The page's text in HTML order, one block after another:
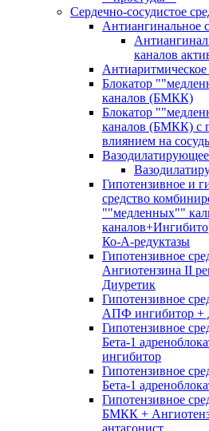
Сердечно-сосудистое
Антиангинальное
каналов
Антиаритмическое
Блокатор
каналов (БМКК)
Блокатор
каналов (БМКК) с
влиянием на
Вазодилатирующее
Гипотензивное и
средство
""медленных""
Ко-А-редуктазы
Гипотензивное
Ангиотензина II
Диуретик
Гипотензивное
АПФ ингибитор +
Гипотензивное
Бета-1
ингибитор
Гипотензивное
Бета-1
Гипотензивное
БМКК +
антагонист